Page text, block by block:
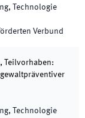
Technologie
Verbund
Teilvorhaben:
Technologie